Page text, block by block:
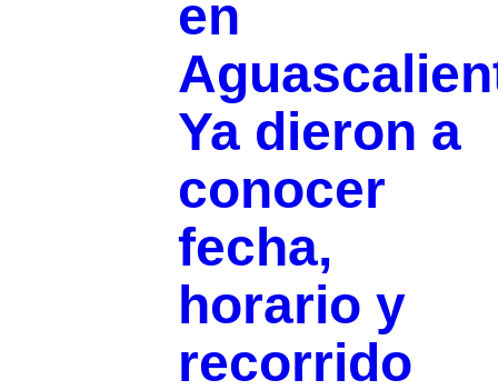
en
Ya dieron a
conocer
fecha,
horario y
recorrido